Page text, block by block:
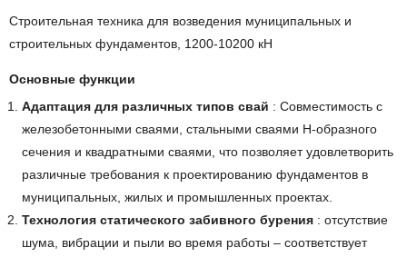
Строительная техника для возведения муниципальных и
строительных фундаментов, 1200-10200 кН
Основные функции
Адаптация для различных типов свай : Совместимость с
железобетонными сваями, стальными сваями H-образного
сечения и квадратными сваями, что позволяет удовлетворить
различные требования к проектированию фундаментов в
муниципальных, жилых и промышленных проектах.
Технология статического забивного бурения : отсутствие
шума, вибрации и пыли во время работы – соответствует